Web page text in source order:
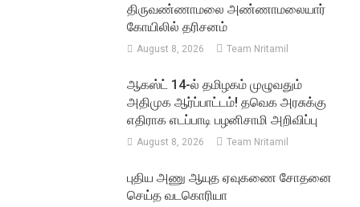
திருவண்ணாமலை அண்ணாமலையார்
கோயிலில் தரிசனம்
August 8, 2026 Team Nritamil
ஆகஸ்ட் 14-ல் தமிழகம் முழுவதும்
அதிமுக ஆர்ப்பாட்டம்! தவெக அரசுக்கு
எதிராக எடப்பாடி பழனிசாமி அறிவிப்பு
August 8, 2026 Team Nritamil
புதிய அணு ஆயுத ஏவுகணை சோதனை
செய்த வடகொரியா